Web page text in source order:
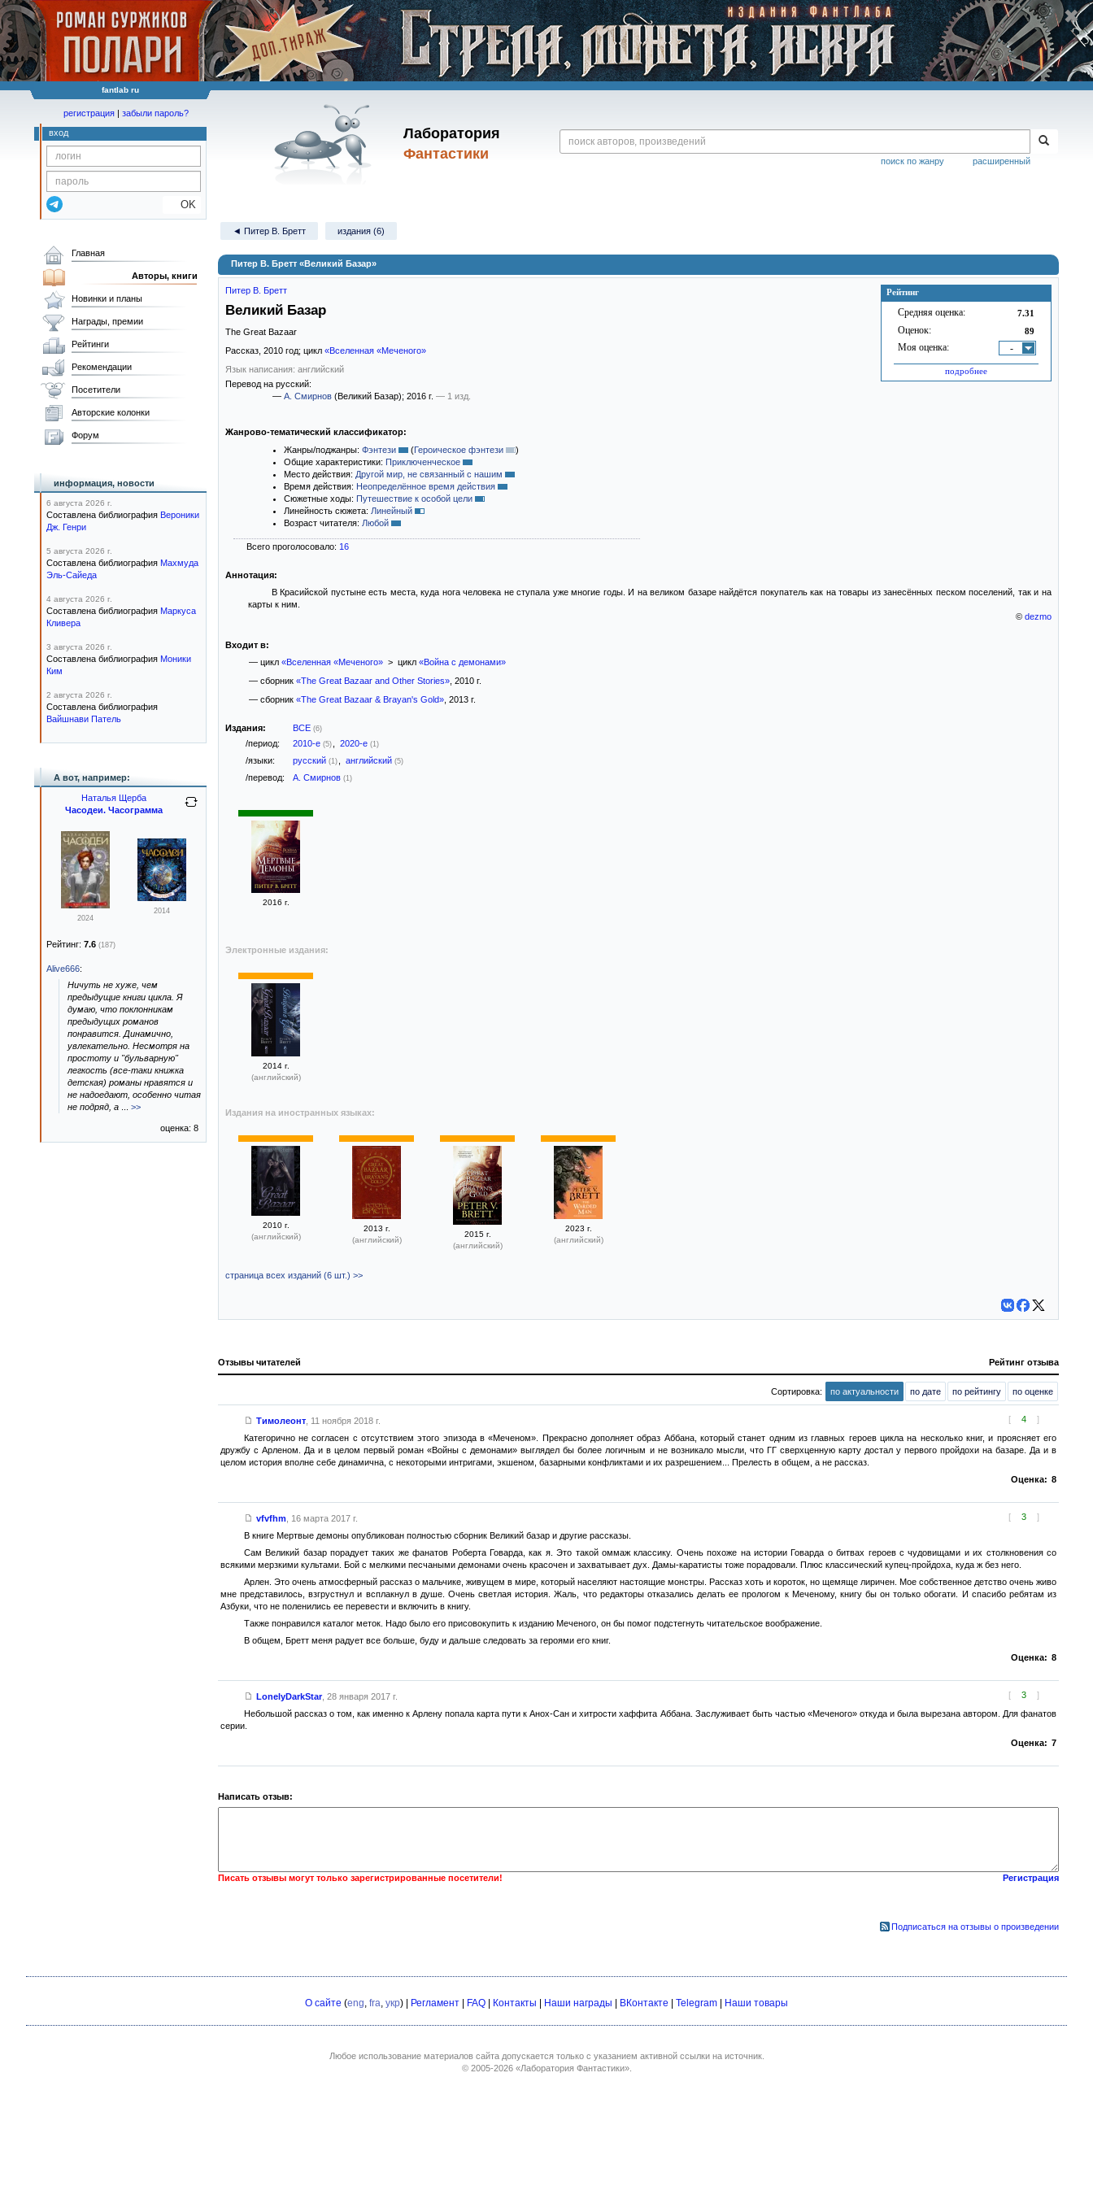
fantlab ru
Лаборатория
Фантастики
расширенный
поиск по жанру
регистрация | забыли пароль?
вход
OK
◄ Питер В. Бретт издания (6)
Питер В. Бретт «Великий Базар»
Рейтинг
Средняя оценка: 7.31
Оценок: 89
Моя оценка: -
подробнее
Питер В. Бретт
Великий Базар
The Great Bazaar
Рассказ, 2010 год; цикл «Вселенная «Меченого»
Язык написания: английский
Перевод на русский:
— А. Смирнов (Великий Базар); 2016 г. — 1 изд.
Жанрово-тематический классификатор:
Жанры/поджанры: Фэнтези (Героическое фэнтези
)
Общие характеристики: Приключенческое
Место действия: Другой мир, не связанный с нашим
Время действия: Неопределённое время действия
Сюжетные ходы: Путешествие к особой цели
Линейность сюжета: Линейный
Возраст читателя: Любой
Всего проголосовало: 16
Аннотация:
В Красийской пустыне есть места, куда нога человека не ступала уже многие годы. И на великом базаре найдётся покупатель как на товары из занесённых песком поселений, так и на
карты к ним.
© dezmo
Входит в:
— цикл «Вселенная «Меченого»> цикл «Война с демонами»
— сборник «The Great Bazaar and Other Stories», 2010 г.
— сборник «The Great Bazaar & Brayan's Gold», 2013 г.
Издания: ВСЕ (6)
/период: 2010-е (5) 2020-е (1)
/языки: русский (1) английский (5)
/перевод: А. Смирнов (1)
2016 г.
Электронные издания:
2014 г.
(английский)
Издания на иностранных языках:
2010 г.
(английский)
2013 г.
(английский)
2015 г.
(английский)
2023 г.
(английский)
страница всех изданий (6 шт.) >>
Отзывы читателей Рейтинг отзыва
Сортировка: по актуальности по дате по рейтингу по оценке
[ 4 ]
Тимолеонт, 11 ноября 2018 г.
Категорично не согласен с отсутствием этого эпизода в «Меченом». Прекрасно дополняет образ Аббана, который станет одним из главных героев цикла на несколько книг, и проясняет его
дружбу с Арленом. Да и в целом первый роман «Войны с демонами» выглядел бы более логичным и не возникало мысли, что ГГ сверхценную карту достал у первого пройдохи на базаре. Да и в
целом история вполне себе динамична, с некоторыми интригами, экшеном, базарными конфликтами и их разрешением... Прелесть в общем, а не рассказ.
Оценка: 8
[ 3 ]
vfvfhm
16 марта 2017 г.
В книге Мертвые демоны опубликован полностью сборник Великий базар и другие рассказы.
Сам Великий базар порадует таких же фанатов Роберта Говарда, как я. Это такой оммаж классику. Очень похоже на истории Говарда о битвах героев с чудовищами и их столкновения со
всякими мерзкими культами. Бой с мелкими песчаными демонами очень красочен и захватывает дух. Дамы-каратисты тоже порадовали. Плюс классический купец-пройдоха, куда ж без него.
Арлен. Это очень атмосферный рассказ о мальчике, живущем в мире, который населяют настоящие монстры. Рассказ хоть и короток, но щемяще лиричен. Мое собственное детство очень живо
мне представилось, взгрустнул и всплакнул в душе. Очень светлая история. Жаль, что редакторы отказались делать ее прологом к Меченому, книгу бы он только обогати. И спасибо ребятам из
Азбуки, что не поленились ее перевести и включить в книгу.
Также понравился каталог меток. Надо было его присовокупить к изданию Меченого, он бы помог подстегнуть читательское воображение.
В общем, Бретт меня радует все больше, буду и дальше следовать за героями его книг.
Оценка: 8
[ 3 ]
LonelyDarkStar, 28 января 2017 г.
Небольшой рассказ о том, как именно к Арлену попала карта пути к Анох-Сан и хитрости хаффита Аббана. Заслуживает быть частью «Меченого» откуда и была вырезана автором. Для фанатов
серии.
Оценка: 7
Написать отзыв:
Писать отзывы могут только зарегистрированные посетители! Регистрация
Подписаться на отзывы о произведении
Главная
Авторы, книги
Новинки и планы
Награды, премии
Рейтинги
Рекомендации
Посетители
Авторские колонки
Форум
информация, новости
6 августа 2026 г.
Составлена библиография Вероники
Дж. Генри
5 августа 2026 г.
Составлена библиография Махмуда
Эль-Сайеда
4 августа 2026 г.
Составлена библиография Маркуса
Кливера
3 августа 2026 г.
Составлена библиография Моники
Ким
2 августа 2026 г.
Составлена библиография
Вайшнави Патель
А вот, например:
Наталья Щерба
Часодеи. Часограмма
2024
2014
Рейтинг: 7.6 (187)
Alive666:
Ничуть не хуже, чем
предыдущие книги цикла. Я
думаю, что поклонникам
предыдущих романов
понравится. Динамично,
увлекательно. Несмотря на
простоту и "бульварную"
легкость (все-таки книжка
детская) романы нравятся и
не надоедают, особенно читая
не подряд, а
>>
оценка: 8
О сайте (eng, fra, укр) | Регламент FAQ Контакты Наши награды ВКонтакте Telegram Наши товары
Любое использование материалов сайта допускается только с указанием активной ссылки на источник.
© 2005-2026 «Лаборатория Фантастики».